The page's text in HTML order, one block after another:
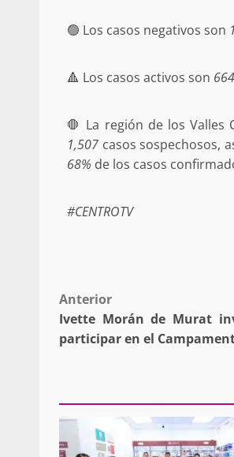
🟢 Los casos negativos son
🔺 Los casos activos son 664
🛑 La región de los Valles
1,507 casos sospechosos,
68% de los casos
#CENTROTV
Post
navigation
Anterior
Ivette Morán de Murat
participar en el
admin